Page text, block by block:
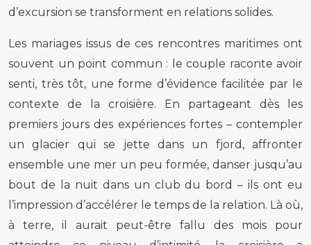
d’excursion se transforment en relations solides.
Les mariages issus de ces rencontres maritimes ont
souvent un point commun : le couple raconte avoir
senti, très tôt, une forme d’évidence facilitée par le
contexte de la croisière. En partageant dès les
premiers jours des expériences fortes – contempler
un glacier qui se jette dans un fjord, affronter
ensemble une mer un peu formée, danser jusqu’au
bout de la nuit dans un club du bord – ils ont eu
l’impression d’accélérer le temps de la relation. Là où,
à terre, il aurait peut-être fallu des mois pour